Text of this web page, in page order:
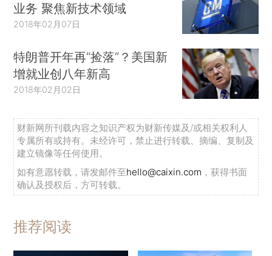
业务 聚焦新技术领域
2018年02月07日
特朗普开年再“捡落”？美国新
增就业创八年新高
2018年02月02日
财新网所刊载内容之知识产权为财新传媒及/或相关权利人
专属所有或持有。未经许可，禁止进行转载、摘编、复制及
建立镜像等任何使用。
如有意愿转载，请发邮件至hello@caixin.com ，获得书面
确认及授权后，方可转载。
推荐阅读